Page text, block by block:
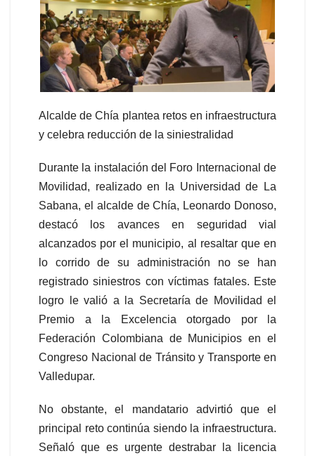
Alcalde de Chía plantea retos en infraestructura
y celebra reducción de la siniestralidad
Durante la instalación del Foro Internacional de
Movilidad, realizado en la Universidad de La
Sabana, el alcalde de Chía, Leonardo Donoso,
destacó los avances en seguridad vial
alcanzados por el municipio, al resaltar que en
lo corrido de su administración no se han
registrado siniestros con víctimas fatales. Este
logro le valió a la Secretaría de Movilidad el
Premio a la Excelencia otorgado por la
Federación Colombiana de Municipios en el
Congreso Nacional de Tránsito y Transporte en
Valledupar.
No obstante, el mandatario advirtió que el
principal reto continúa siendo la infraestructura.
Señaló que es urgente destrabar la licencia